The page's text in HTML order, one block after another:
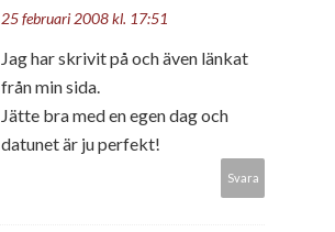
25 februari 2008 kl. 17:51
Jag har skrivit på och även länkat
från min sida.
Jätte bra med en egen dag och
datunet är ju perfekt!
Svara